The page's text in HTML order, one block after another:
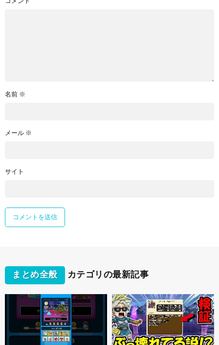
名前 ※
メール ※
サイト
まとめ全般 カテゴリの最新記事